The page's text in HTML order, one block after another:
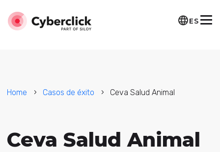
ES
Home Casos de éxito Ceva Salud Animal
Ceva Salud Animal